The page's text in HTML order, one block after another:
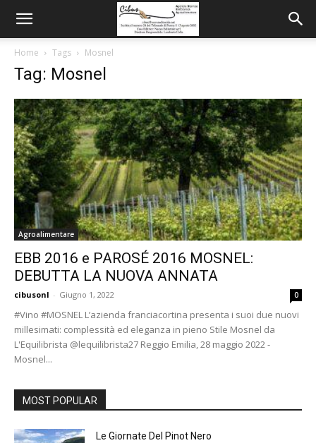
Home Tags Mosnel
Tag: Mosnel
Agroalimentare
EBB 2016 e PAROSÉ 2016 MOSNEL:
DEBUTTA LA NUOVA ANNATA
cibusonl - Giugno 1, 2022 0
#Vino #MOSNEL L’azienda franciacortina presenta i suoi due nuovi
millesimati: complessità ed eleganza in pieno Stile Mosnel da
L'Equilibrista @lequilibrista27 Reggio Emilia, 28 maggio 2022 -
Mosnel...
MOST POPULAR
Le Giornate Del Pinot Nero